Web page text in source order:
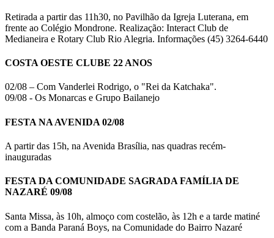
Retirada a partir das 11h30, no Pavilhão da Igreja Luterana, em
frente ao Colégio Mondrone. Realização: Interact Club de
Medianeira e Rotary Club Rio Alegria. Informações (45) 3264-6440
COSTA OESTE CLUBE 22 ANOS
02/08 – Com Vanderlei Rodrigo, o "Rei da Katchaka".
09/08 - Os Monarcas e Grupo Bailanejo
FESTA NA AVENIDA 02/08
A partir das 15h, na Avenida Brasília, nas quadras recém-
inauguradas
FESTA DA COMUNIDADE SAGRADA FAMÍLIA DE
NAZARÉ 09/08
Santa Missa, às 10h, almoço com costelão, às 12h e a tarde matiné
com a Banda Paraná Boys, na Comunidade do Bairro Nazaré